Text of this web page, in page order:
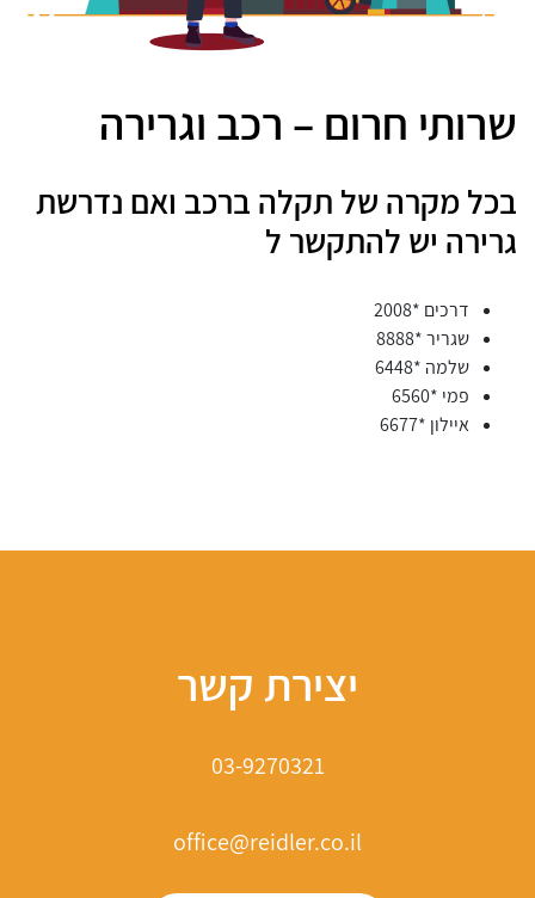
שרותי חרום – רכב וגרירה
בכל מקרה של תקלה ברכב ואם נדרשת
גרירה יש להתקשר ל
דרכים *2008
שגריר *8888
שלמה *6448
פמי *6560
איילון *6677
יצירת קשר
03-9270321
office@reidler.co.il